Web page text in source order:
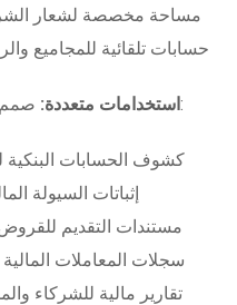
مساحة مخصصة لشعار
حسابات تلقائية للمجاميع
استخدامات متعددة:صمم ليلبي متطلبات:
كشوف الحسابات
إثباتات السيولة
مستندات التقديم للقروض
سجلات المعاملات
تقارير مالية للشركاء